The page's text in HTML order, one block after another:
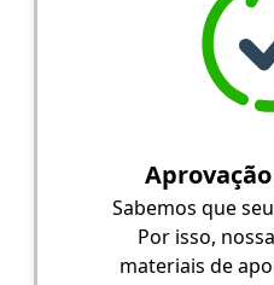
Sabemos que
Por isso,
materiais de